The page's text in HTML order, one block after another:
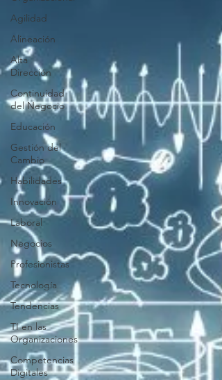
Agilidad
Alineación
Alta
Dirección
Continuidad
del Negocio
Educación
Gestión del
Cambio
Habilidades
Innovación
Laboral
Negocios
Profesionistas
Tecnología
Tendencias
TI en las
Organizaciones
Competencias
Digitales